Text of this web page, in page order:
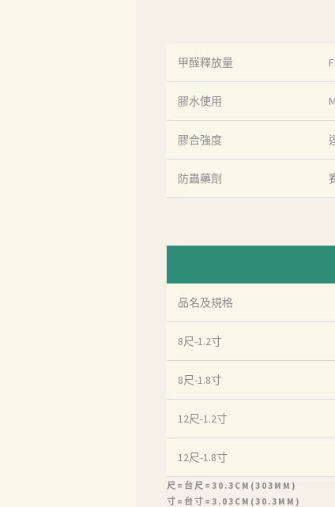
甲醛釋放量
膠水使用
膠合強度
防蟲藥劑
品名及規格
8尺-1.2寸
8尺-1.8寸
12尺-1.2寸
12尺-1.8寸
尺=台尺=30.3CM(303MM)
寸=台寸=3.03CM(30.3MM)